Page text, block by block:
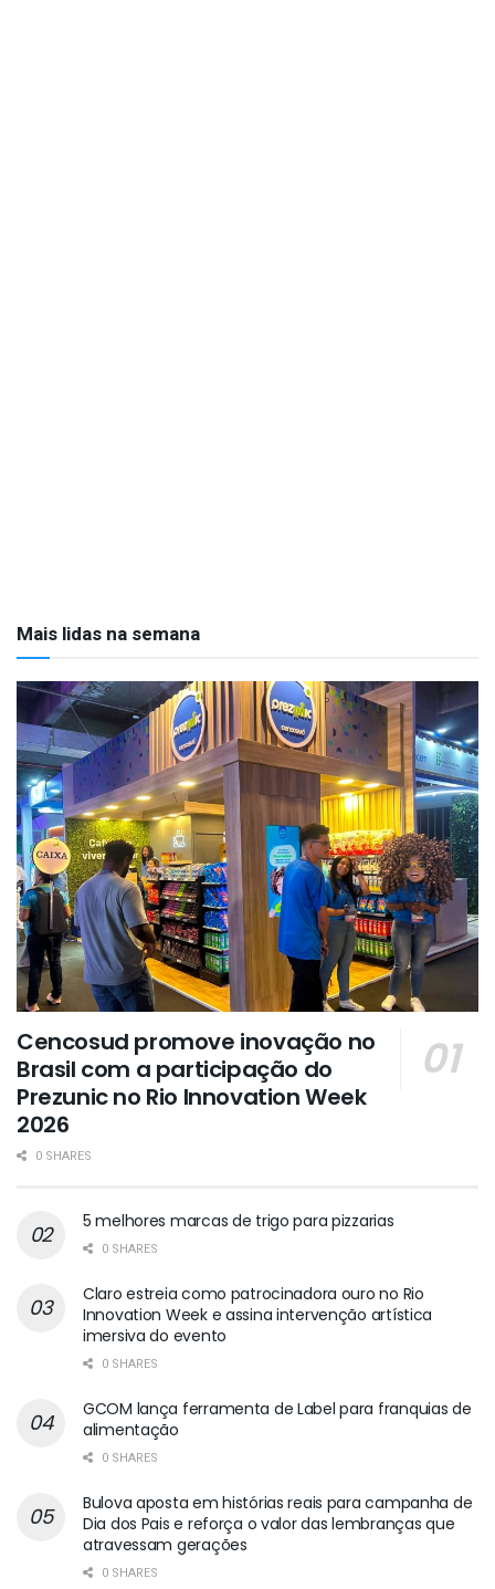
Mais lidas na semana
Cencosud promove inovação no
Brasil com a participação do
Prezunic no Rio Innovation Week
2026
0 SHARES
5 melhores marcas de trigo para pizzarias
0 SHARES
Claro estreia como patrocinadora ouro no Rio
Innovation Week e assina intervenção artística
imersiva do evento
0 SHARES
GCOM lança ferramenta de Label para franquias de
alimentação
0 SHARES
Bulova aposta em histórias reais para campanha de
Dia dos Pais e reforça o valor das lembranças que
atravessam gerações
0 SHARES